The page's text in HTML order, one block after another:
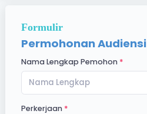
Formulir
Permohonan Audiensi
Nama Lengkap Pemohon
Perkerjaan